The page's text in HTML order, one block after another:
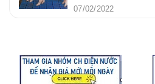
07/02/2022